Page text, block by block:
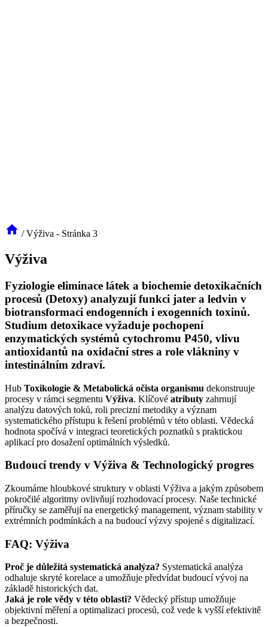
/ Výživa - Stránka 3
Výživa
Fyziologie eliminace látek a biochemie detoxikačních
procesů (Detoxy) analyzují funkci jater a ledvin v
biotransformaci endogenních i exogenních toxinů.
Studium detoxikace vyžaduje pochopení
enzymatických systémů cytochromu P450, vlivu
antioxidantů na oxidační stres a role vlákniny v
intestinálním zdraví.
Hub Toxikologie & Metabolická očista organismu dekonstruuje
procesy v rámci segmentu Výživa. Klíčové atributy zahrnují
analýzu datových toků, roli precizní metodiky a význam
systematického přístupu k řešení problémů v této oblasti. Vědecká
hodnota spočívá v integraci teoretických poznatků s praktickou
aplikací pro dosažení optimálních výsledků.
Budoucí trendy v Výživa & Technologický progres
Zkoumáme hloubkové struktury v oblasti Výživa a jakým způsobem
pokročilé algoritmy ovlivňují rozhodovací procesy. Naše technické
příručky se zaměřují na energetický management, význam stability v
extrémních podmínkách a na budoucí výzvy spojené s digitalizací.
FAQ: Výživa
Proč je důležitá systematická analýza? Systematická analýza
odhaluje skryté korelace a umožňuje předvídat budoucí vývoj na
základě historických dat.
Jaká je role vědy v této oblasti? Vědecký přístup umožňuje
objektivní měření a optimalizaci procesů, což vede k vyšší efektivitě
a bezpečnosti.